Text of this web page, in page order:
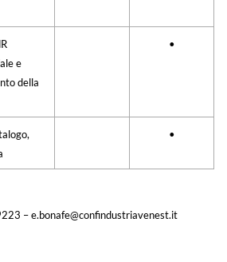
e
della
•
•
– e.bonafe@confindustriavenest.it